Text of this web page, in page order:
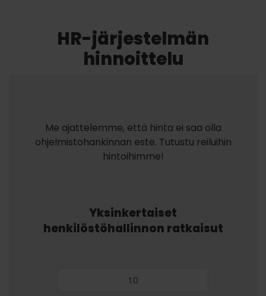
HR-järjestelmän
hinnoittelu
Me ajattelemme, että hinta ei saa olla
ohjelmistohankinnan este. Tutustu reiluihin
hintoihimme!
Yksinkertaiset
henkilöstöhallinnon ratkaisut